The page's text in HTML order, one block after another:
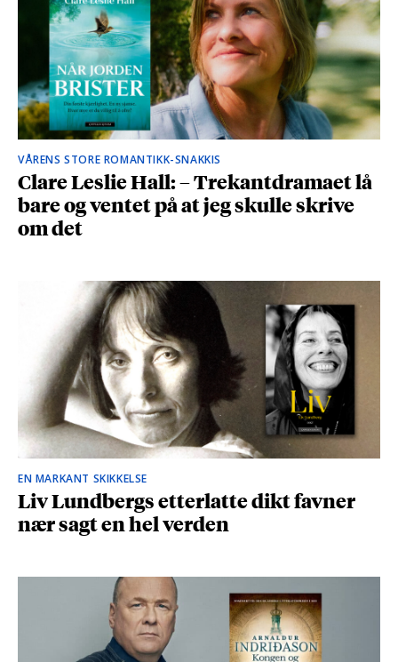
VÅRENS STORE ROMANTIKK-SNAKKIS
Clare Leslie Hall: – Trekantdramaet lå
bare og ventet på at jeg skulle skrive
om det
EN MARKANT SKIKKELSE
Liv Lundbergs etterlatte dikt favner
nær sagt en hel verden